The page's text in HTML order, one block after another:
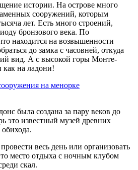
истории. На острове много
сооружений, которым
лет. Есть много строений,
бронзового века. По
находится на возвышенности
до замка с часовней, откуда
вид. А с высокой горы Монте-
как на ладони!
была создана за пару веков до
это известный музей древних
весь день или организовать
место отдыха с ночным клубом
скал.